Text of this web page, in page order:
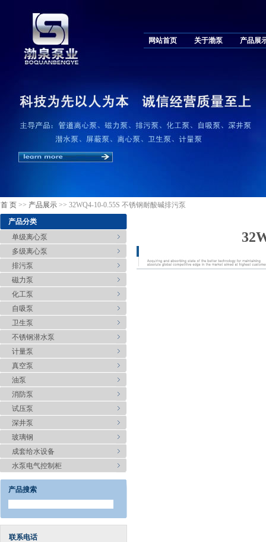
网站首页 关于渤泵 产品展
首 页 >> 产品展示 >> 32WQ4-10-0.55S 不锈钢耐酸碱排污泵
产品分类
单级离心泵
多级离心泵
排污泵
磁力泵
化工泵
自吸泵
卫生泵
不锈钢潜水泵
计量泵
真空泵
油泵
消防泵
试压泵
深井泵
玻璃钢
成套给水设备
水泵电气控制柜
产品搜索
联系电话